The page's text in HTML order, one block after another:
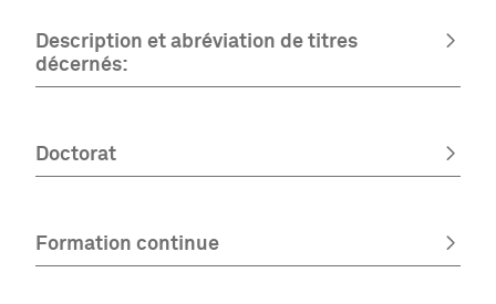
Description et abréviation de titres
décernés:
Doctorat
Formation continue